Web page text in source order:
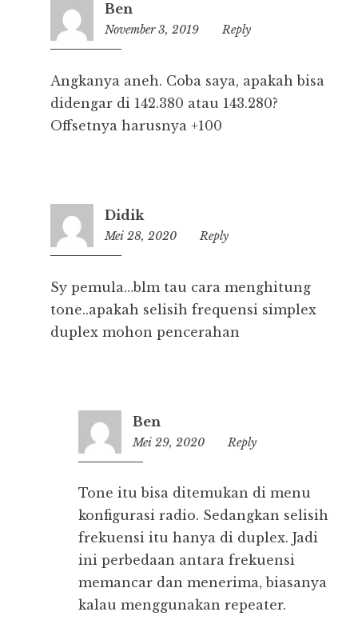
Ben
November 3, 2019 11:41
Reply
Angkanya aneh. Coba saya, apakah bisa
didengar di 142.380 atau 143.280?
Offsetnya harusnya +100
Didik
Mei 28, 2020 13:24
Reply
Sy pemula…blm tau cara menghitung
tone..apakah selisih frequensi simplex
duplex mohon pencerahan
Ben
Mei 29, 2020 18:44
Reply
Tone itu bisa ditemukan di menu
konfigurasi radio. Sedangkan selisih
frekuensi itu hanya di duplex. Jadi
ini perbedaan antara frekuensi
memancar dan menerima, biasanya
kalau menggunakan repeater.